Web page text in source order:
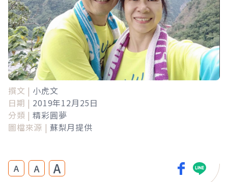
撰文 | 小虎文
日期 | 2019年12月25日
分類 | 精彩圓夢
圖檔來源 | 蘇梨月提供
A A A